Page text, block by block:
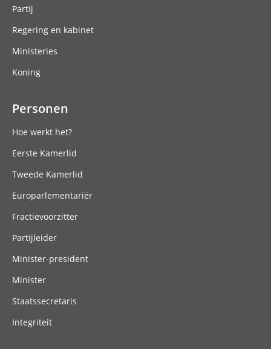
Partij
Regering en kabinet
Ministeries
Koning
Personen
Hoe werkt het?
Eerste Kamerlid
Tweede Kamerlid
Europarlementariër
Fractievoorzitter
Partijleider
Minister-president
Minister
Staatssecretaris
Integriteit